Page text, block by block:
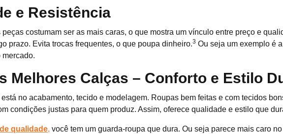
e Resistência
costumam ser as mais caras, o que mostra um vínculo entre preço e
prazo. Evita trocas frequentes, o que poupa dinheiro.3 Ou seja um exemplo é
mercado.
Melhores Calças – Conforto e Estilo
no acabamento, tecido e modelagem. Roupas bem feitas e com tecidos
condições justas para quem produz. Assim, oferece qualidade e estilo que
qualidade, você tem um guarda-roupa que dura. Ou seja parece mais caro